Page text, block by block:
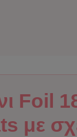
Foil
με